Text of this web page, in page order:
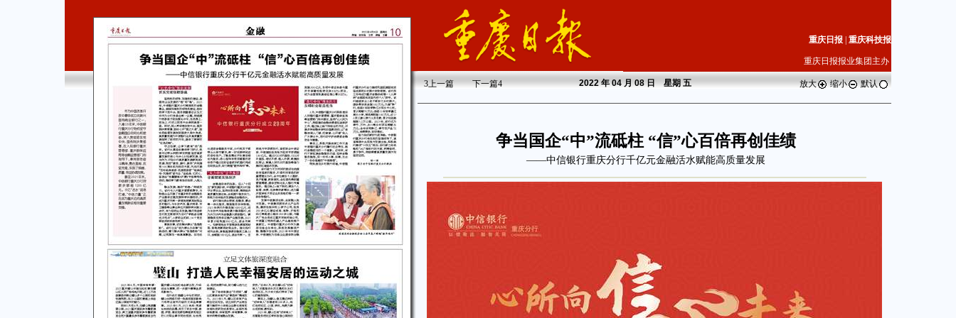
重庆日报 重庆科技报
重庆日报报业集团主办
3上一篇 下一篇4 2022年 04 月 08 日 星期五 放大 缩小 默认
争当国企“中”流砥柱 “信”心百倍再创佳绩
——中信银行重庆分行千亿元金融活水赋能高质量发展